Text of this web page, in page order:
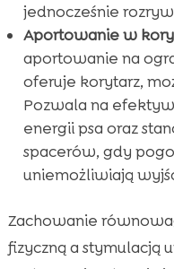
jednocześnie
Aportowanie w
aportowanie na
oferuje korytarz,
Pozwala na
energii psa oraz
spacerów, gdy
uniemożliwiają
Zachowanie
fizyczną a stymulacją